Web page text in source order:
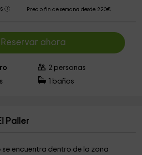
Precio fin de semana desde 220€
Reservar ahora
2 personas
baños
Paller
encuentra dentro de la zona